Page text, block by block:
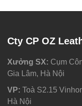
Cty CP OZ
Xưởng SX: Cụm
Gia Lâm, Hà Nội
VP: Toà S2.15
Hà Nội